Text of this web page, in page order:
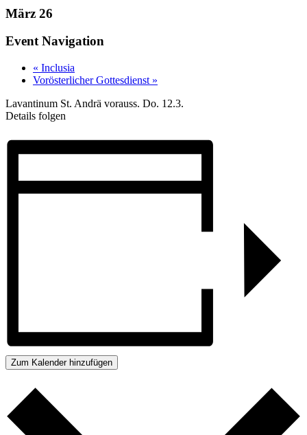
März 26
Event Navigation
« Inclusia
Vorösterlicher Gottesdienst »
Lavantinum St. Andrä vorauss. Do. 12.3.
Details folgen
Zum Kalender hinzufügen